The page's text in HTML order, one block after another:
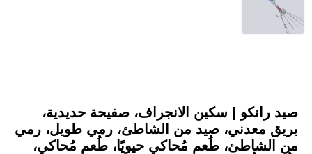
صيد رانكو | سكين الانجراف، صفيحة حديدية،
بريق معدني، صيد من الشاطئ، رمي طويل، رمي
من الشاطئ، طُعم مُحاكي حيويًا، طُعم مُحاكي،